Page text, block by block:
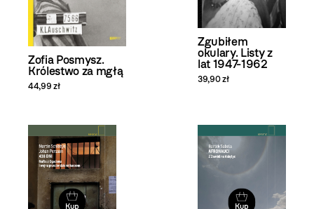
Zofia Posmysz.
Królestwo za mgłą
44,99 zł
Zgubiłem
okulary. Listy z
lat 1947-1962
39,90 zł
Kup Kup